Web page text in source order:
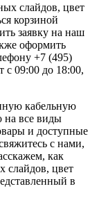
слайдов, цвет
корзиной
заявку на наш
оформить
+7 (495)
с 09:00 до 18:00,
кабельную
на все виды
и доступные
с нами,
как
слайдов, цвет
в